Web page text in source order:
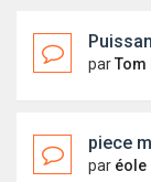
parTom
piece
par éole